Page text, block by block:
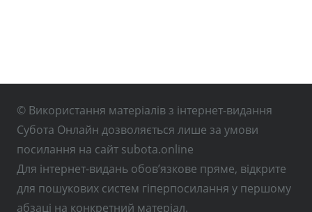
© Використання матеріалів з інтернет-видання
Субота Онлайн дозволяється лише за умови
посилання на сайт subota.online
Для інтернет-видань обов’язкове пряме, відкрите
для пошукових систем гіперпосилання у першому
абзаці на конкретний матеріал.